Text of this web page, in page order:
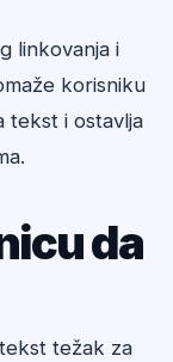
linkovanja i
korisniku
tekst i ostavlja
da
težak za